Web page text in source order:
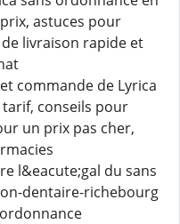
astuces pour
livraison rapide et
commande de Lyrica
conseils pour
un prix pas cher,
l&eacute;gal du sans
dentaire-richebourg